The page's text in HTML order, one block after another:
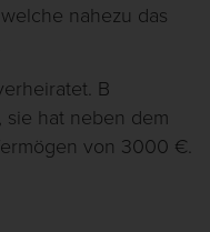
nahezu das
B
hat neben dem
von 3000 €.